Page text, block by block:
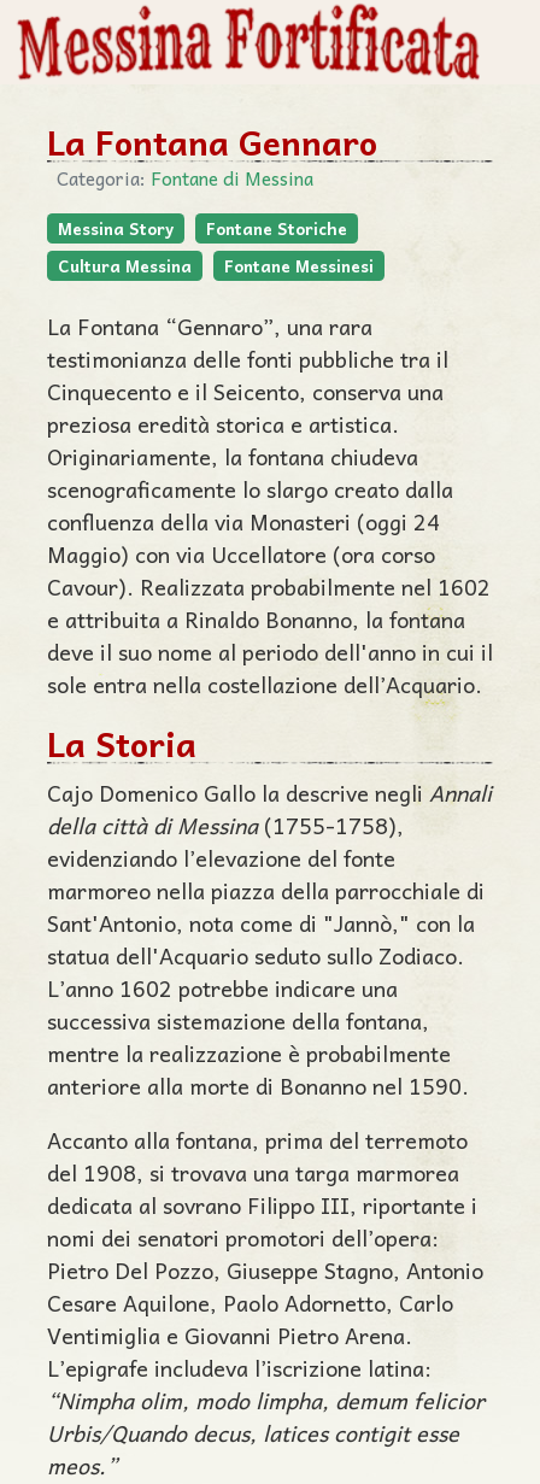
La Fontana Gennaro
Categoria: Fontane di Messina
Messina Story
Fontane Storiche
Cultura Messina
Fontane Messinesi
La Fontana “Gennaro”, una rara
testimonianza delle fonti pubbliche tra il
Cinquecento e il Seicento, conserva una
preziosa eredità storica e artistica.
Originariamente, la fontana chiudeva
scenograficamente lo slargo creato dalla
confluenza della via Monasteri (oggi 24
Maggio) con via Uccellatore (ora corso
Cavour). Realizzata probabilmente nel 1602
e attribuita a Rinaldo Bonanno, la fontana
deve il suo nome al periodo dell'anno in cui il
sole entra nella costellazione dell’Acquario.
La Storia
Cajo Domenico Gallo la descrive negli Annali
della città di Messina(1755-1758),
evidenziando l’elevazione del fonte
marmoreo nella piazza della parrocchiale di
Sant'Antonio, nota come di "Jannò," con la
statua dell'Acquario seduto sullo Zodiaco.
L’anno 1602 potrebbe indicare una
successiva sistemazione della fontana,
mentre la realizzazione è probabilmente
anteriore alla morte di Bonanno nel 1590.
Accanto alla fontana, prima del terremoto
del 1908, si trovava una targa marmorea
dedicata al sovrano Filippo III, riportante i
nomi dei senatori promotori dell’opera:
Pietro Del Pozzo, Giuseppe Stagno, Antonio
Cesare Aquilone, Paolo Adornetto, Carlo
Ventimiglia e Giovanni Pietro Arena.
L’epigrafe includeva l’iscrizione latina:
“Nimpha olim, modo limpha, demum felicior
Urbis/Quando decus, latices contigit esse
meos.”